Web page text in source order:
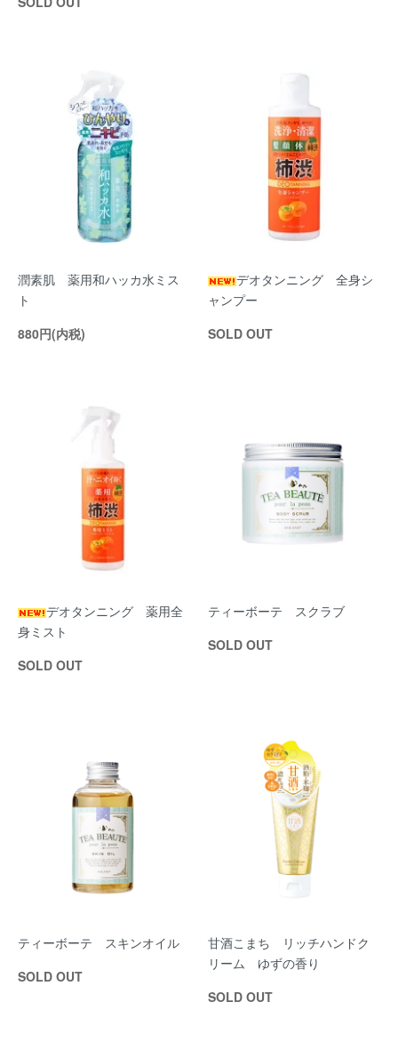
潤素肌 薬用和ハッカ水ミス
ト
880円(内税)
デオタンニング 全身シ
ャンプー
SOLD OUT
デオタンニング 薬用全
身ミスト
SOLD OUT
ティーボーテ スクラブ
SOLD OUT
ティーボーテ スキンオイル
SOLD OUT
甘酒こまち リッチハンドク
リーム ゆずの香り
SOLD OUT